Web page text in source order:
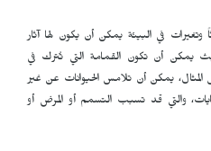
وتغيرات في البيئة يمكن أن يكون لها آثار
يمكن أن تكون القمامة التي تُترك في
المثال، يمكن أن تلامس الحيوانات عن غير
والتي قد تسبب التسمم أو المرض أو